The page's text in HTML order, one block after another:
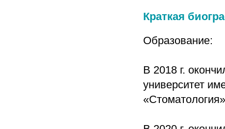
Краткая
Образование:
В 2018 г.
университет